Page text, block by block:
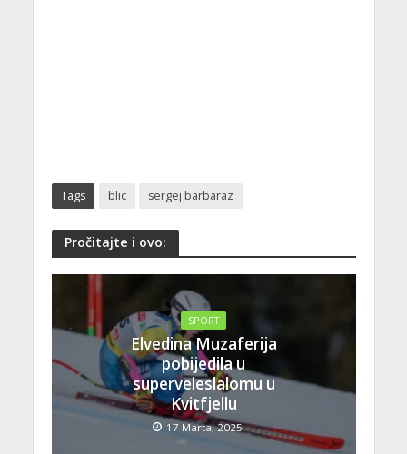
Tags blic sergej barbaraz
Pročitajte i ovo:
SPORT
Elvedina Muzaferija
pobijedila u
superveleslalomu u
Kvitfjellu
17 Marta, 2025